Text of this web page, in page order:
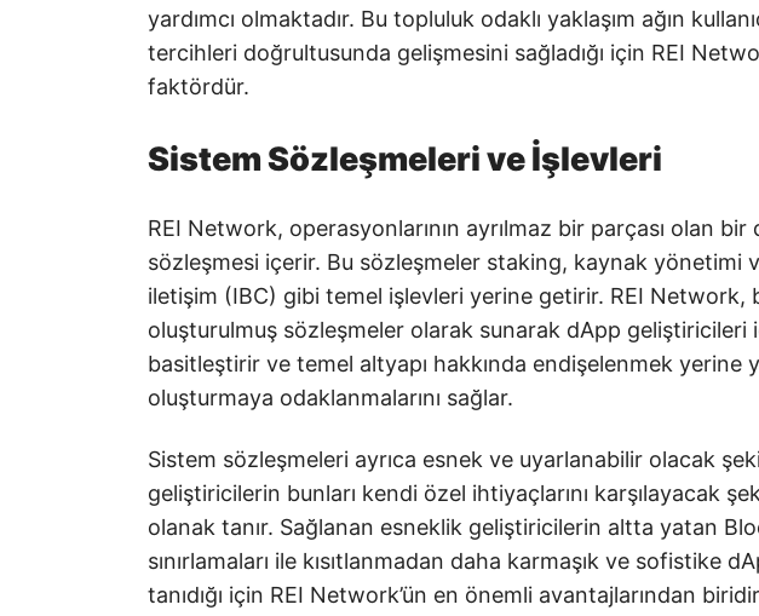
yardımcı olmaktadır. Bu topluluk odaklı yaklaşım ağın
tercihleri doğrultusunda gelişmesini sağladığı için REI
faktördür.
Sistem Sözleşmeleri ve İşlevleri
REI Network, operasyonlarının ayrılmaz bir parçası olan
sözleşmesi içerir. Bu sözleşmeler staking, kaynak yönetimi
iletişim (IBC) gibi temel işlevleri yerine getirir. REI Network,
oluşturulmuş sözleşmeler olarak sunarak dApp geliştiricileri
basitleştirir ve temel altyapı hakkında endişelenmek yerine
oluşturmaya odaklanmalarını sağlar.
Sistem sözleşmeleri ayrıca esnek ve uyarlanabilir olacak
geliştiricilerin bunları kendi özel ihtiyaçlarını karşılayacak
olanak tanır. Sağlanan esneklik geliştiricilerin altta yatan
sınırlamaları ile kısıtlanmadan daha karmaşık ve sofistike
tanıdığı için REI Network’ün en önemli avantajlarından